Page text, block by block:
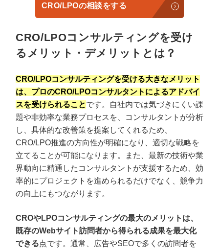
CRO/LPOの相談をする
CRO/LPOコンサルティングを受け
るメリット・デメリットとは？
CRO/LPOコンサルティングを受ける大きなメリット
は、プロのCRO/LPOコンサルタントによるアドバイ
スを受けられることです。自社内では気づきにくい課
題や非効率な業務プロセスを、コンサルタントが分析
し、具体的な改善策を提案してくれるため、
CRO/LPO推進の方向性が明確になり、適切な戦略を
立てることが可能になります。また、最新の技術や業
界動向に精通したコンサルタントが支援するため、効
率的にプロジェクトを進められるだけでなく、競争力
の向上にもつながります。
CROやLPOコンサルティングの最大のメリットは、
既存のWebサイト訪問者から得られる成果を最大化
できる点です。通常、広告やSEOで多くの訪問者を